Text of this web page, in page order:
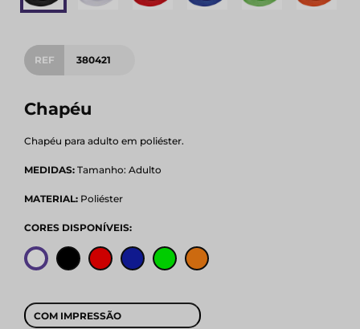
REF 380421
Chapéu
Chapéu para adulto em poliéster.
MEDIDAS: Tamanho: Adulto
MATERIAL: Poliéster
CORES DISPONÍVEIS:
COM IMPRESSÃO